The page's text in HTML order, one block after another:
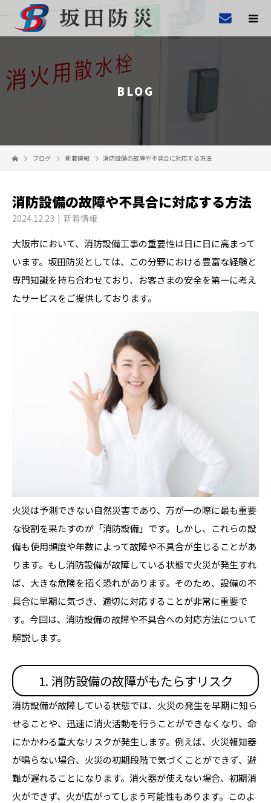
BLOG
ブログ 新着情報 消防設備の故障や不具合に対応する方法
消防設備の故障や不具合に対応する方法
2024.12.23 新着情報
大阪市において、消防設備工事の重要性は日に日に高まって
います。坂田防災としては、この分野における豊富な経験と
専門知識を持ち合わせており、お客さまの安全を第一に考え
たサービスをご提供しております。
火災は予測できない自然災害であり、万が一の際に最も重要
な役割を果たすのが「消防設備」です。しかし、これらの設
備も使用頻度や年数によって故障や不具合が生じることがあ
ります。もし消防設備が故障している状態で火災が発生すれ
ば、大きな危険を招く恐れがあります。そのため、設備の不
具合に早期に気づき、適切に対応することが非常に重要で
す。今回は、消防設備の故障や不具合への対応方法について
解説します。
1. 消防設備の故障がもたらすリスク
消防設備が故障している状態では、火災の発生を早期に知ら
せることや、迅速に消火活動を行うことができなくなり、命
にかかわる重大なリスクが発生します。例えば、火災報知器
が鳴らない場合、火災の初期段階で気づくことができず、避
難が遅れることになります。消火器が使えない場合、初期消
火ができず、火が広がってしまう可能性もあります。このよ